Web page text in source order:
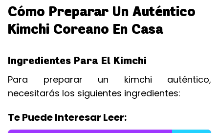
Cómo Preparar Un Auténtico
Kimchi Coreano En Casa
Ingredientes Para El Kimchi
Para preparar un kimchi auténtico,
necesitarás los siguientes ingredientes:
Te Puede Interesar Leer: